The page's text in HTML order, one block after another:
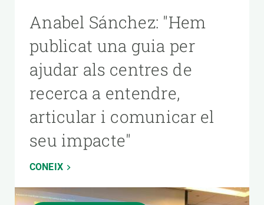
Anabel Sánchez: "Hem
publicat una guia per
ajudar als centres de
recerca a entendre,
articular i comunicar el
seu impacte"
CONEIX